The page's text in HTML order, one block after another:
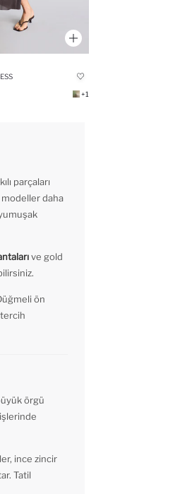
+1
parçaları
modeller daha
ve gold
ön
örgü
ince zincir
Tatil